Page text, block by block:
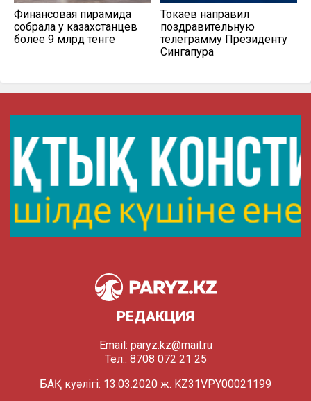
Финансовая пирамида
собрала у казахстанцев
более 9 млрд тенге
Токаев направил
поздравительную
телеграмму Президенту
Сингапура
РЕДАКЦИЯ
Email: paryz.kz@mail.ru
Тел.: 8708 072 21 25
БАҚ куәлігі: 13.03.2020 ж. KZ31VPY00021199